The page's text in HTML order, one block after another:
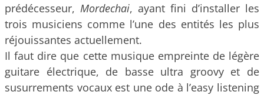
prédécesseur, Mordechai, ayant fini d’installer les
trois musiciens comme l’une des entités les plus
réjouissantes actuellement.
Il faut dire que cette musique empreinte de légère
guitare électrique, de basse ultra groovy et de
susurrements vocaux est une ode à l’easy listening